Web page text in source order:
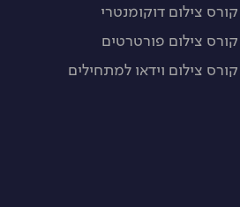
קורס צילום דוקומנטרי
קורס צילום פורטרטים
קורס צילום וידאו למתחילים